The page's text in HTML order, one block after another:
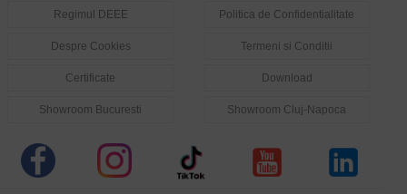
Regimul DEEE Politica de Confidentialitate
Despre Cookies Termeni si Conditii
Certificate Download
Showroom Bucuresti Showroom Cluj-Napoca